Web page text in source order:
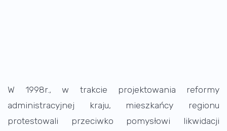
W 1998r., w trakcie projektowania reformy
administracyjnej kraju, mieszkańcy regionu
protestowali przeciwko pomysłowi likwidacji